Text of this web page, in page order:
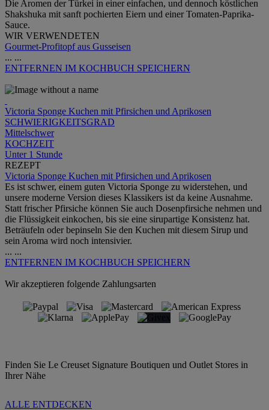
Die Aromen der Türkei in einer einfachen, und dennoch köstlichen
Shakshuka mit sanft pochierten Eiern und einer Tomaten-Paprika-
Sauce.
WIR VERWENDETEN
Gourmet-Profitopf aus Gusseisen
... ...
ENTFERNEN IM KOCHBUCH SPEICHERN
Victoria Sponge Kuchen mit Pfirsichen und Aprikosen
SCHWIERIGKEITSGRAD
Mittelschwer
KOCHZEIT
Unter 1 Stunde
REZEPT
Victoria Sponge Kuchen mit Pfirsichen und Aprikosen
Es ist schwer, einem guten Victoria Sponge zu widerstehen, und
unsere moderne Version dieses Klassikers ist da keine Ausnahme.
Statt frischer Pfirsiche können Sie auch Dosenpfirsiche nehmen und
die Flüssigkeit einkochen, bis sie eine sirupartige Konsistenz hat.
Beträufeln oder bepinseln Sie den Kuchen mit diesem Sirup und
sein Aroma wird noch intensivier.
... ...
ENTFERNEN IM KOCHBUCH SPEICHERN
Wir akzeptieren folgende Zahlungsarten
Finden Sie Le Creuset Signature Boutiquen und Outlet Stores in
Ihrer Nähe
ALLE ENTDECKEN